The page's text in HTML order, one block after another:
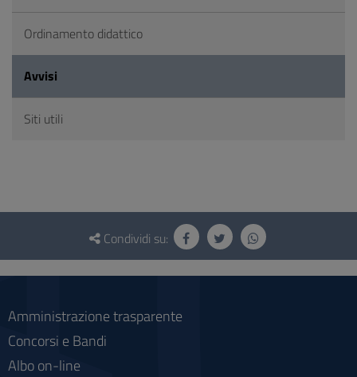
Ordinamento didattico
Avvisi
Siti utili
Questionario
social
Condividi su:
Amministrazione trasparente
Concorsi e Bandi
Albo on-line